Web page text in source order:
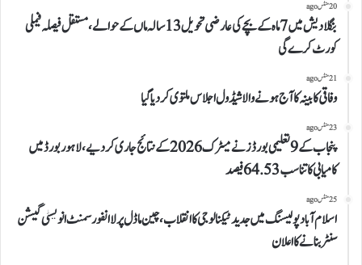
20 منٹس ago
بنگلادیش میں 7 ماہ کے بچے کی عارضی تحویل 13 سالہ ماں کے حوالے، مستقل فیصلہ فیملی
کورٹ کرے گی
21 منٹس ago
وفاقی کابینہ کا آج ہونے والا شیڈول اجلاس ملتوی کر دیا گیا
23 منٹس ago
پنجاب کے 9 تعلیمی بورڈز نے میٹرک 2026 کے نتائج جاری کر دیے، لاہور بورڈ میں
کامیابی کا تناسب 64.53 فیصد
25 منٹس ago
اسلام آباد پولیسنگ میں جدید ٹیکنالوجی کا انقلاب، چین ماڈل پر لا انفورسمنٹ انویسٹی گیشن
سنٹر بنانے کا اعلان